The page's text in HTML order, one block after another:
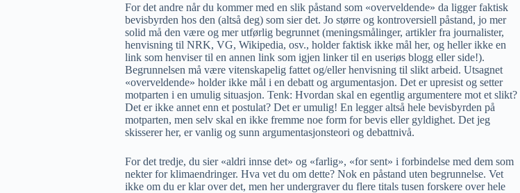
For det andre når du kommer med en slik påstand som «overveldende» da ligger faktisk
bevisbyrden hos den (altså deg) som sier det. Jo større og kontroversiell påstand, jo mer
solid må den være og mer utførlig begrunnet (meningsmålinger, artikler fra journalister,
henvisning til NRK, VG, Wikipedia, osv., holder faktisk ikke mål her, og heller ikke en
link som henviser til en annen link som igjen linker til en useriøs blogg eller side!).
Begrunnelsen må være vitenskapelig fattet og/eller henvisning til slikt arbeid. Utsagnet
«overveldende» holder ikke mål i en debatt og argumentasjon. Det er upresist og setter
motparten i en umulig situasjon. Tenk: Hvordan skal en egentlig argumentere mot et slikt?
Det er ikke annet enn et postulat? Det er umulig! En legger altså hele bevisbyrden på
motparten, men selv skal en ikke fremme noe form for bevis eller gyldighet. Det jeg
skisserer her, er vanlig og sunn argumentasjonsteori og debattnivå.
For det tredje, du sier «aldri innse det» og «farlig», «for sent» i forbindelse med dem som
nekter for klimaendringer. Hva vet du om dette? Nok en påstand uten begrunnelse. Vet
ikke om du er klar over det, men her undergraver du flere titals tusen forskere over hele